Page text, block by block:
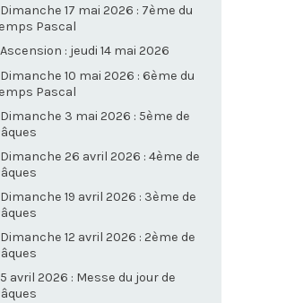
Dimanche 17 mai 2026 : 7ème du
Pascal
Ascension : jeudi 14 mai 2026
Dimanche 10 mai 2026 : 6ème du
Pascal
Dimanche 3 mai 2026 : 5ème de
Dimanche 26 avril 2026 : 4ème de
Dimanche 19 avril 2026 : 3ème de
Dimanche 12 avril 2026 : 2ème de
5 avril 2026 : Messe du jour de